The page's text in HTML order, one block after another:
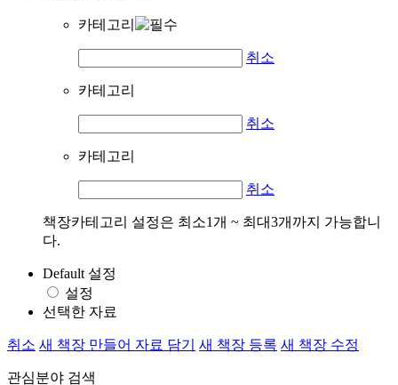
카테고리
취소
카테고리
취소
카테고리
취소
책장카테고리 설정은 최소1개 ~ 최대3개까지 가능합니
다.
Default 설정
설정
선택한 자료
취소 새 책장 만들어 자료 담기 새 책장 등록 새 책장 수정
관심분야 검색